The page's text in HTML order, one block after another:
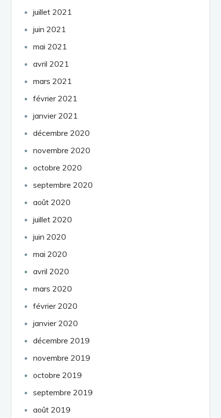
juillet 2021
juin 2021
mai 2021
avril 2021
mars 2021
février 2021
janvier 2021
décembre 2020
novembre 2020
octobre 2020
septembre 2020
août 2020
juillet 2020
juin 2020
mai 2020
avril 2020
mars 2020
février 2020
janvier 2020
décembre 2019
novembre 2019
octobre 2019
septembre 2019
août 2019